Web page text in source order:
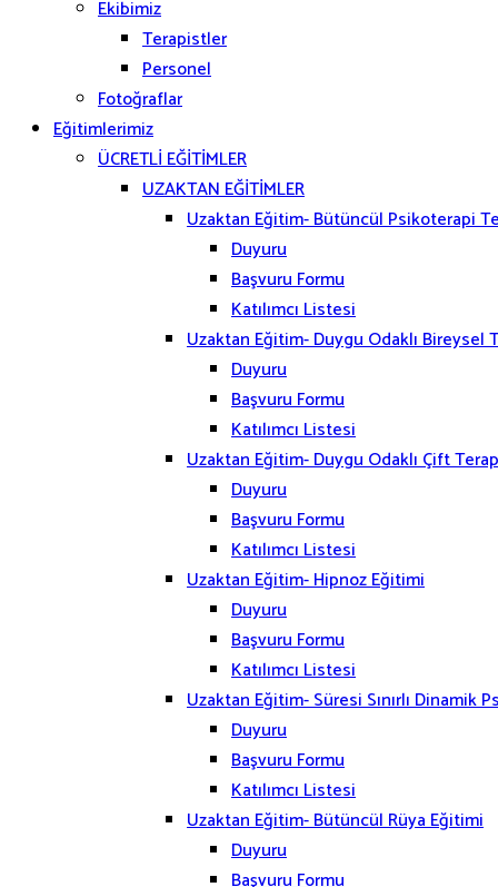
Ekibimiz
Terapistler
Personel
Fotoğraflar
Eğitimlerimiz
ÜCRETLİ EĞİTİMLER
UZAKTAN EĞİTİMLER
Uzaktan Eğitim- Bütüncül Psikoterapi
Duyuru
Başvuru Formu
Katılımcı Listesi
Uzaktan Eğitim- Duygu Odaklı Bireysel
Duyuru
Başvuru Formu
Katılımcı Listesi
Uzaktan Eğitim- Duygu Odaklı Çift
Duyuru
Başvuru Formu
Katılımcı Listesi
Uzaktan Eğitim- Hipnoz Eğitimi
Duyuru
Başvuru Formu
Katılımcı Listesi
Uzaktan Eğitim- Süresi Sınırlı Dinamik
Duyuru
Başvuru Formu
Katılımcı Listesi
Uzaktan Eğitim- Bütüncül Rüya Eğitimi
Duyuru
Başvuru Formu